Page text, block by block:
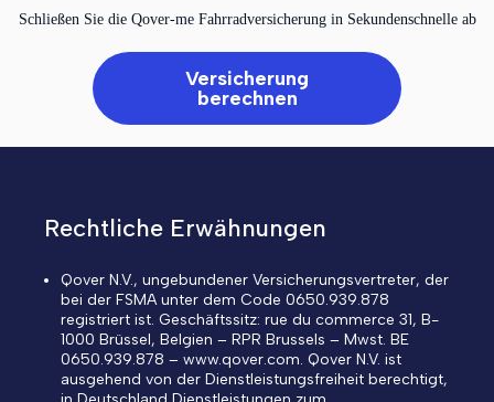
Schließen Sie die Qover-me Fahrradversicherung in Sekundenschnelle ab
Versicherung
berechnen
Rechtliche Erwähnungen
Qover N.V., ungebundener Versicherungsvertreter, der
bei der FSMA unter dem Code 0650.939.878
registriert ist. Geschäftssitz: rue du commerce 31, B-
1000 Brüssel, Belgien – RPR Brussels – Mwst. BE
0650.939.878 – www.qover.com. Qover N.V. ist
ausgehend von der Dienstleistungsfreiheit berechtigt,